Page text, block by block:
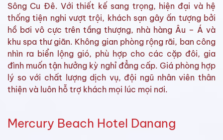
Sông Cu Đê. Với thiết kế sang trọng, hiện đại và hệ
thống tiện nghi vượt trội, khách sạn gây ấn tượng bởi
hồ bơi vô cực trên tầng thượng, nhà hàng Âu – Á và
khu spa thư giãn. Không gian phòng rộng rãi, ban công
nhìn ra biển lộng gió, phù hợp cho các cặp đôi, gia
đình muốn tận hưởng kỳ nghỉ đẳng cấp. Giá phòng hợp
lý so với chất lượng dịch vụ, đội ngũ nhân viên thân
thiện và luôn hỗ trợ khách mọi lúc mọi nơi.
Mercury Beach Hotel Danang